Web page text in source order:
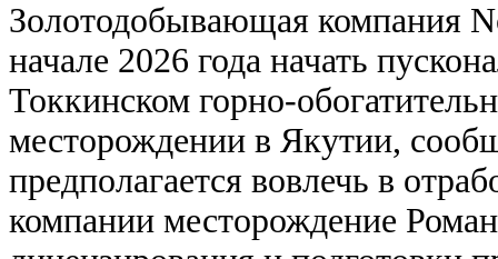
Золотодобывающая компания
начале 2026 года начать
Токкинском горно-
месторождении в Якутии,
предполагается вовлечь в
компании месторождение